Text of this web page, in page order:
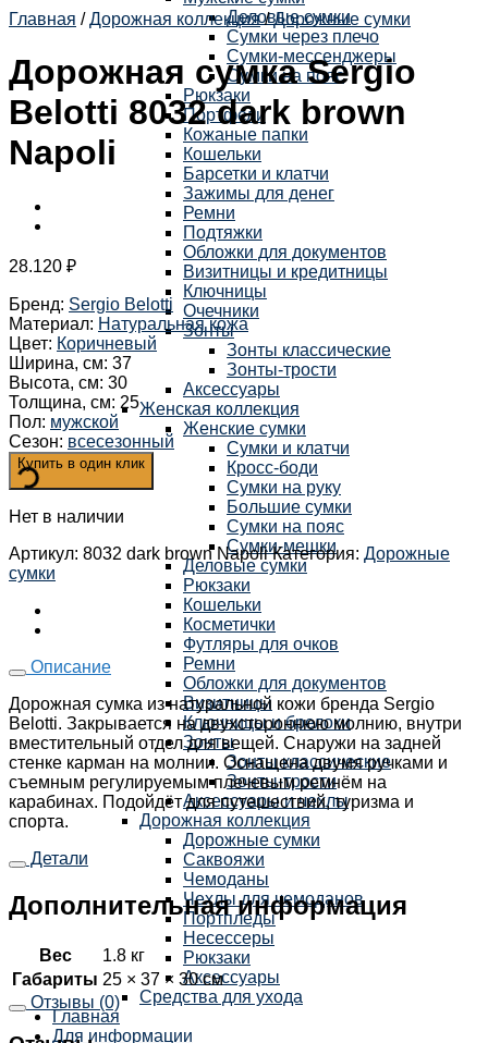
Деловые сумки
Сумки через плечо
Сумки-мессенджеры
Сумки на пояс
Рюкзаки
Портфели
Кожаные папки
Кошельки
Барсетки и клатчи
Зажимы для денег
Ремни
Подтяжки
Обложки для документов
Визитницы и кредитницы
Ключницы
Очечники
Зонты
Зонты классические
Зонты-трости
Аксессуары
Женская коллекция
Женские сумки
Сумки и клатчи
Кросс-боди
Сумки на руку
Большие сумки
Сумки на пояс
Сумки-мешки
Деловые сумки
Рюкзаки
Кошельки
Косметички
Футляры для очков
Ремни
Обложки для документов
Визитницы
Ключницы и брелоки
Зонты
Зонты классические
Зонты-трости
Аксессуары и чехлы
Дорожная коллекция
Дорожные сумки
Саквояжи
Чемоданы
Чехлы для чемоданов
Портпледы
Несессеры
Рюкзаки
Аксессуары
Средства для ухода
Главная
Для информации
Главная / Дорожная коллекция / Дорожные сумки
Дорожная сумка Sergio
Belotti 8032 dark brown
Napoli
28.120 ₽
Бренд: Sergio Belotti
Материал: Натуральная кожа
Цвет: Коричневый
Ширина, см: 37
Высота, см: 30
Толщина, см: 25
Пол: мужской
Сезон: всесезонный
Купить в один клик
Нет в наличии
Артикул: 8032 dark brown Napoli Категория: Дорожные
сумки
Описание
Дорожная сумка из натуральной кожи бренда Sergio
Belotti. Закрывается на двухстороннюю молнию, внутри
вместительный отдел для вещей. Снаружи на задней
стенке карман на молнии. Оснащена двумя ручками и
съемным регулируемым плечевым ремнём на
карабинах. Подойдёт для путешествий, туризма и
спорта.
Детали
Дополнительная информация
Вес
1.8 кг
Габариты 25 × 37 × 30 см
Отзывы (0)